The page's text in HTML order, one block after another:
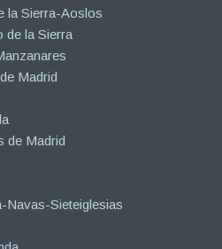
la Sierra-Aoslos
de la Sierra
Madrid
de Madrid
Navas-Sieteiglesias